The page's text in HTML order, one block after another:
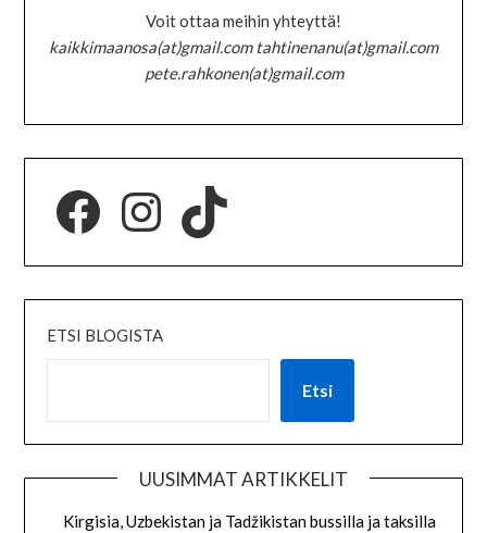
Voit ottaa meihin yhteyttä!
kaikkimaanosa(at)gmail.com tahtinenanu(at)gmail.com
pete.rahkonen(at)gmail.com
ETSI BLOGISTA
Etsi
UUSIMMAT ARTIKKELIT
Kirgisia, Uzbekistan ja Tadžikistan bussilla ja taksilla